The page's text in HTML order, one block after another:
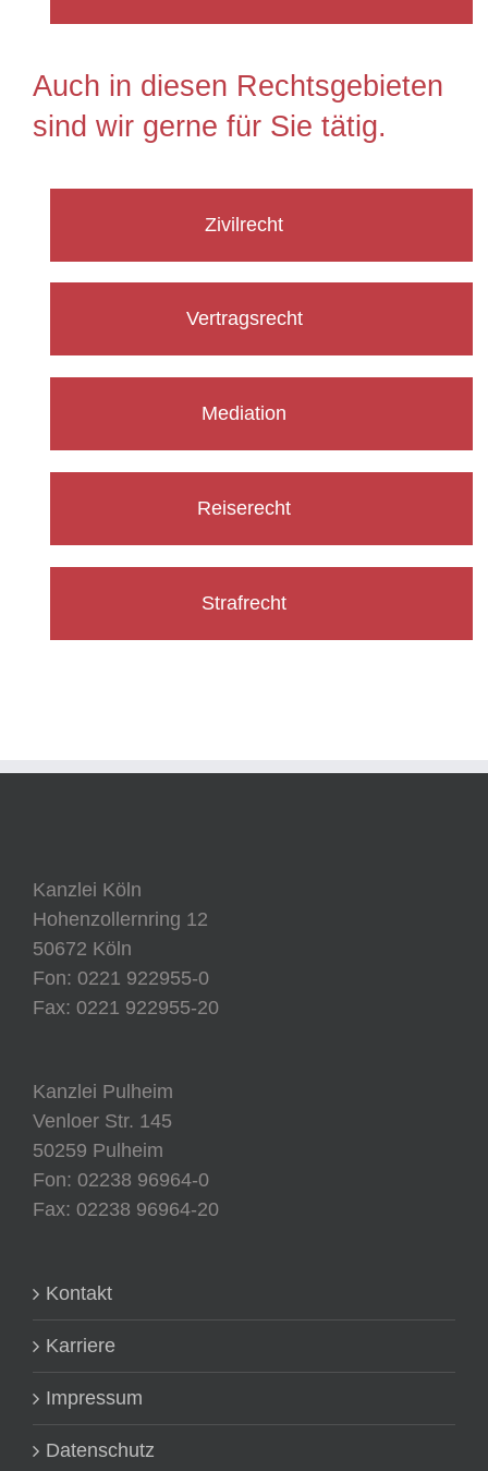
Auch in diesen Rechtsgebieten
sind wir gerne für Sie tätig.
Zivilrecht
Vertragsrecht
Mediation
Reiserecht
Strafrecht
Kanzlei Köln
Hohenzollernring 12
50672 Köln
Fon: 0221 922955-0
Fax: 0221 922955-20
Kanzlei Pulheim
Venloer Str. 145
50259 Pulheim
Fon: 02238 96964-0
Fax: 02238 96964-20
Kontakt
Karriere
Impressum
Datenschutz